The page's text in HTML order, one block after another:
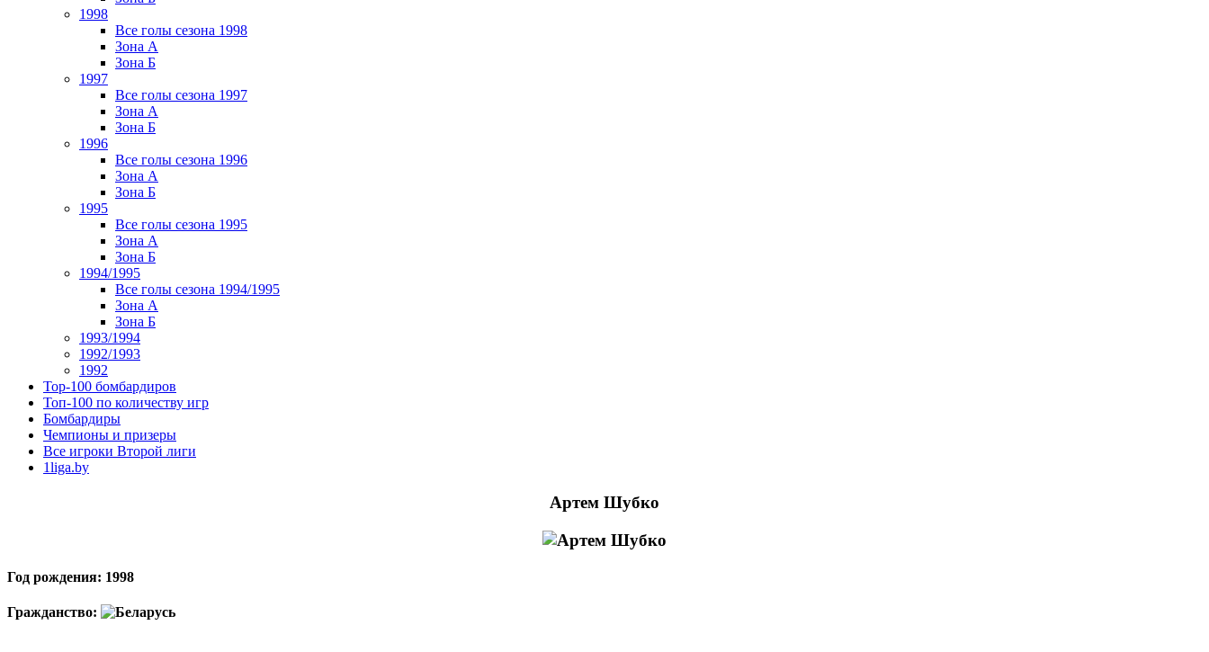
1998
Все голы сезона 1998
Зона А
Зона Б
1997
Все голы сезона 1997
Зона А
Зона Б
1996
Все голы сезона 1996
Зона А
Зона Б
1995
Все голы сезона 1995
Зона А
Зона Б
1994/1995
Все голы сезона 1994/1995
Зона А
Зона Б
1993/1994
1992/1993
1992
Top-100 бомбардиров
Топ-100 по количеству игр
Бомбардиры
Чемпионы и призеры
Все игроки Второй лиги
1liga.by
Артем Шубко
Год рождения: 1998
Гражданство: